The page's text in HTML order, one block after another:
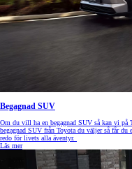
Begagnad SUV
Om du vill ha en begagnad SUV så kan vi på
begagnad SUV från Toyota du väljer så får
redo för livets alla äventyr.
Läs mer